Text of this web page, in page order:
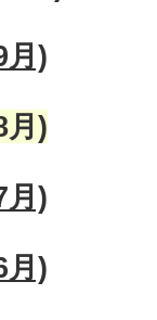
月)
月)
月)
月)